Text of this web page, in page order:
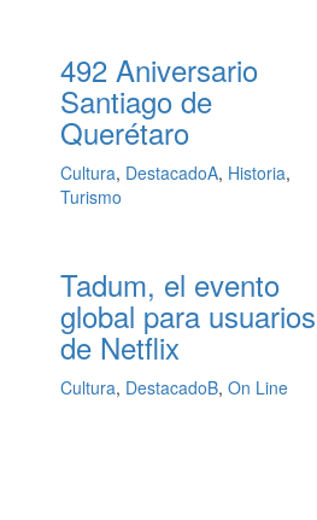
492 Aniversario
Santiago de
Querétaro
Cultura, DestacadoA, Historia,
Turismo
Tadum, el evento
global para usuarios
de Netflix
Cultura, DestacadoB, On Line